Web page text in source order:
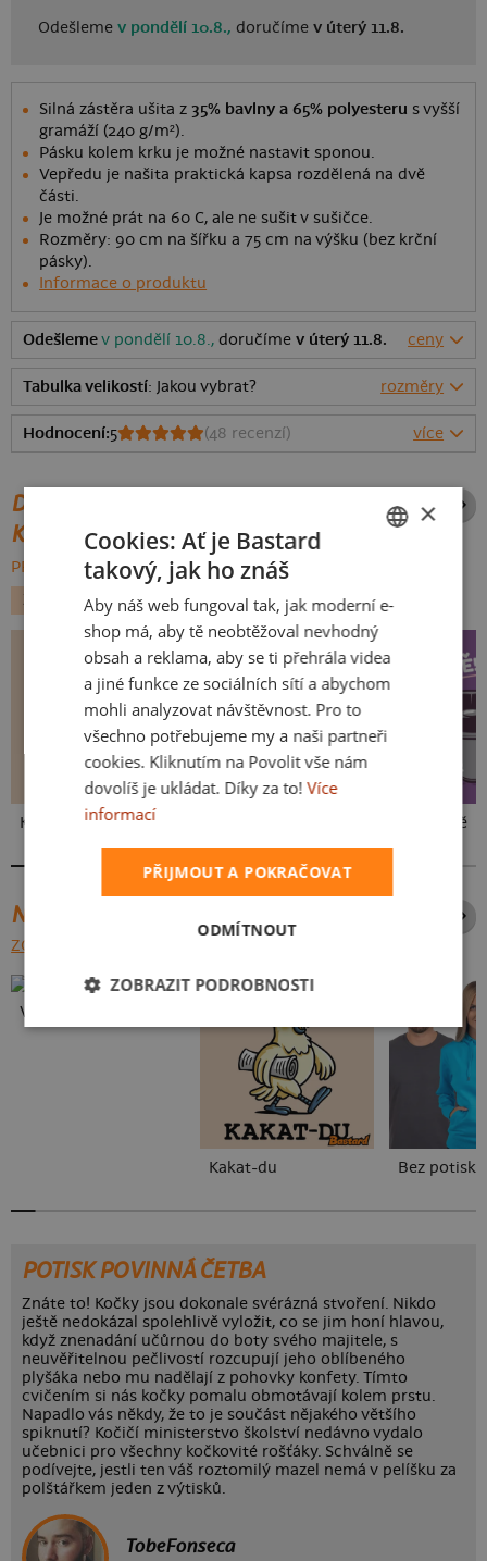
Odešlemev pondělí 10.8., doručímev úterý 11.8.
Silná zástěra ušita z 35% bavlny a 65% polyesteru s vyšší
gramáží (240 g/m²).
Pásku kolem krku je možné nastavit sponou.
Vepředu je našita praktická kapsa rozdělená na dvě
části.
Je možné prát na 60 C, ale ne sušit v sušičce.
Rozměry: 90 cm na šířku a 75 cm na výšku (bez krční
pásky).
Informace o produktu
Odešlemev pondělí 10.8., doručímev úterý 11.8. ceny
Tabulka velikostí: Jakou vybrat? rozměry
Hodnocení:5 (48 recenzí) více
DALŠÍ POTISKY ZE STEJNÉ
KATEGORIE
PROCHÁZET VŠE:
ZVÍŘÁTKA
KOČKY
Kakat-du Ve formě
NEJPRODÁVANĚJŠÍ POTISKY
ZOBRAZIT VŠECHNY
Vlastní potisk
Kakat-du Bez potisku
POTISK POVINNÁ ČETBA
Znáte to! Kočky jsou dokonale svérázná stvoření. Nikdo
ještě nedokázal spolehlivě vyložit, co se jim honí hlavou,
když znenadání učůrnou do boty svého majitele, s
neuvěřitelnou pečlivostí rozcupují jeho oblíbeného
plyšáka nebo mu nadělají z pohovky konfety. Tímto
cvičením si nás kočky pomalu obmotávají kolem prstu.
Napadlo vás někdy, že to je součást nějakého většího
spiknutí? Kočičí ministerstvo školství nedávno vydalo
učebnici pro všechny kočkovité rošťáky. Schválně se
podívejte, jestli ten váš roztomilý mazel nemá v pelíšku za
polštářkem jeden z výtisků.
TobeFonseca
SLOVAK
×
Cookies: Ať je Bastard
takový, jak ho znáš
Aby náš web fungoval tak, jak moderní e-
shop má, aby tě neobtěžoval nevhodný
obsah a reklama, aby se ti přehrála videa
a jiné funkce ze sociálních sítí a abychom
mohli analyzovat návštěvnost. Pro to
všechno potřebujeme my a naši partneři
cookies. Kliknutím na Povolit vše nám
dovolíš je ukládat. Díky za to! Více
informací
PŘIJMOUT A POKRAČOVAT
ODMÍTNOUT
ZOBRAZIT PODROBNOSTI